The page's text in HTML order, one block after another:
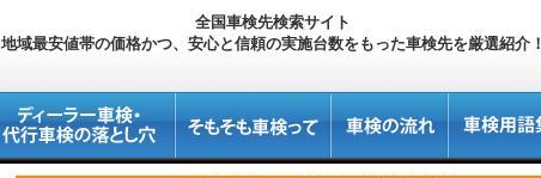
全国車検先検索サイト
地域最安値帯の価格かつ、安心と信頼の実施台数をもった車検先を厳選紹介！